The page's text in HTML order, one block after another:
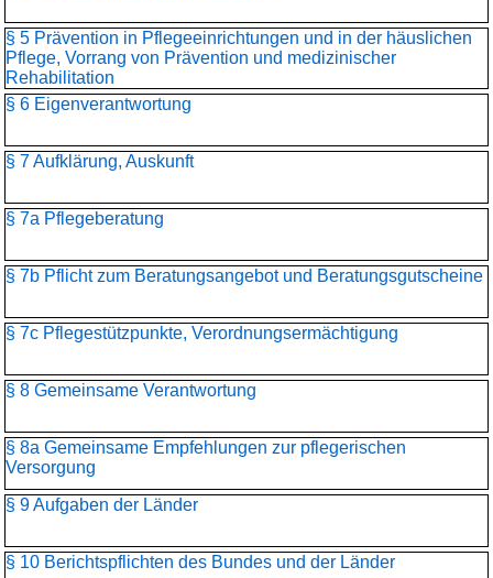
§ 5 Prävention in Pflegeeinrichtungen und in der häuslichen
Pflege, Vorrang von Prävention und medizinischer
Rehabilitation
§ 6 Eigenverantwortung
§ 7 Aufklärung, Auskunft
§ 7a Pflegeberatung
§ 7b Pflicht zum Beratungsangebot und Beratungsgutscheine
§ 7c Pflegestützpunkte, Verordnungsermächtigung
§ 8 Gemeinsame Verantwortung
§ 8a Gemeinsame Empfehlungen zur pflegerischen
Versorgung
§ 9 Aufgaben der Länder
§ 10 Berichtspflichten des Bundes und der Länder